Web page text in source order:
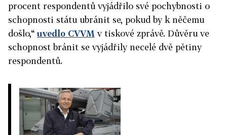
procent respondentů vyjádřilo své pochybnosti o
schopnosti státu ubránit se, pokud by k něčemu
došlo,“uvedlo CVVM v tiskové zprávě. Důvěru ve
schopnost bránit se vyjádřily necelé dvě pětiny
respondentů.